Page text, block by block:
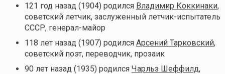
121 год назад (1904) родился Владимир Коккинаки,
советский летчик, заслуженный летчик-испытатель
СССР, генерал-майор
118 лет назад (1907) родился Арсений Тарковский,
советский поэт, переводчик, прозаик
90 лет назад (1935) родился Чарльз Шеффилд,